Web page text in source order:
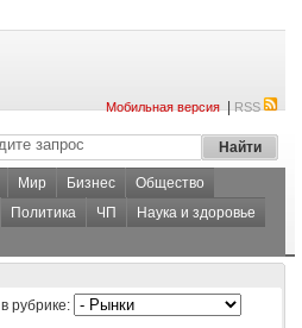
Мобильная версия|RSS
Мир Бизнес
Общество
Политика ЧП
Наука и здоровье
в рубрике: